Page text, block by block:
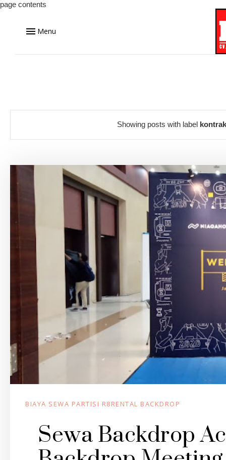
page contents
Menu
Showing posts with label
BIAYA SEWA PARTISI R8RENTAL BACKDROP
Sewa Backdrop